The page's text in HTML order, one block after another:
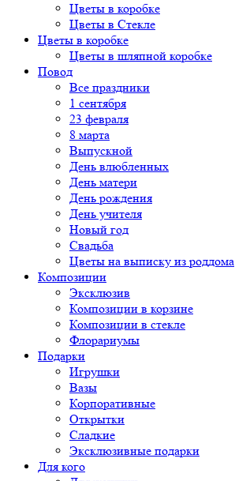
Цветы в коробке
Цветы в Стекле
Цветы в коробке
Цветы в шляпной коробке
Повод
Все праздники
1 сентября
23 февраля
8 марта
Выпускной
День влюбленных
День матери
День рождения
День учителя
Новый год
Свадьба
Цветы на выписку из роддома
Композиции
Эксклюзив
Композиции в корзине
Композиции в стекле
Флорариумы
Подарки
Игрушки
Вазы
Корпоративные
Открытки
Сладкие
Эксклюзивные подарки
Для кого